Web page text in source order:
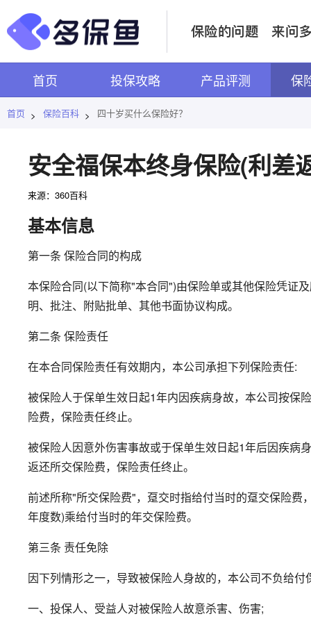
首页 投保攻略 产品评测 保
首页 > 保险百科 > 四十岁买什么保险好？
安全福保本终身保险(利差
来源：360百科
基本信息
第一条 保险合同的构成
本保险合同(以下简称"本合同")由保险单或其他保险凭证
明、批注、附贴批单、其他书面协议构成。
第二条 保险责任
在本合同保险责任有效期内，本公司承担下列保险责任:
被保险人于保单生效日起1年内因疾病身故，本公司按保
险费，保险责任终止。
被保险人因意外伤害事故或于保单生效日起1年后因疾病
返还所交保险费，保险责任终止。
前述所称"所交保险费"，趸交时指给付当时的趸交保险
年度数)乘给付当时的年交保险费。
第三条 责任免除
因下列情形之一，导致被保险人身故的，本公司不负给付
一、投保人、受益人对被保险人故意杀害、伤害;